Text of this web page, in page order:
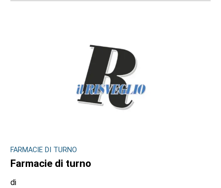
FARMACIE DI TURNO
Farmacie di turno
di